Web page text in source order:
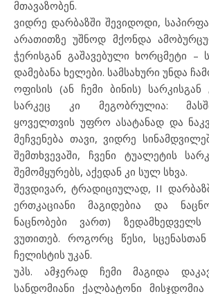
მთავაზობენ.
ვიდრე დარბაზში შევიდოდი,
არათითზე უშნოდ მქონდა
ჭერისგან გაშავებული ხორცმეტი –
დამებანა ხელები. სამსახური უნდა
ოფისის (ან ჩემი ბინის) სარკისგან
სარკეც კი მეგობრულია:
ყოველთვის უფრო ასატანად და
მეჩვენება თავი, ვიდრე
შემთხვევაში, ჩვენი ტუალეტის
შემომყურებს, აქედან კი სულ სხვა.
შევდივარ, ტრადიციულად, II
ერთკაციანი მაგიდებია და
ნაცნობები ვართ) ზედამხედველს
ვუთითებ. როგორც წესი,
ჩელისტის უკან.
უპს. ამჯერად ჩემი მაგიდა
სანდომიანი ქალბატონი